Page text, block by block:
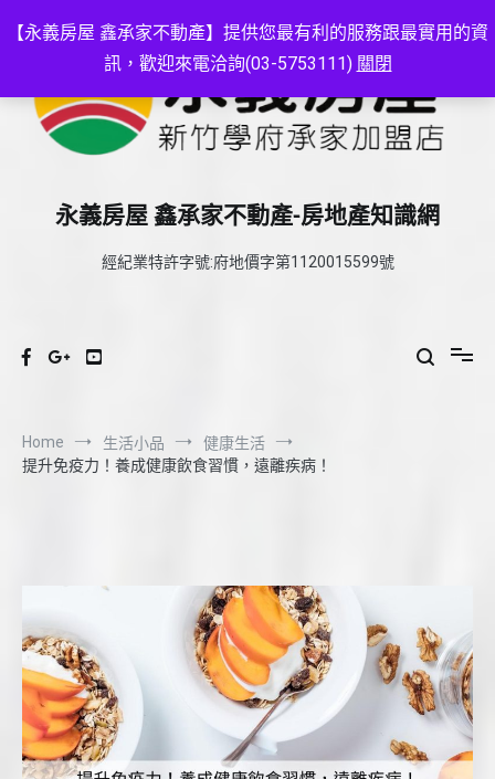
【永義房屋 鑫承家不動產】提供您最有利的服務跟最實用的資
訊，歡迎來電洽詢(03-5753111) 關閉
永義房屋 鑫承家不動產-房地產知識網
經紀業特許字號:府地價字第1120015599號
Home 生活小品
健康生活
提升免疫力！養成健康飲食習慣，遠離疾病！